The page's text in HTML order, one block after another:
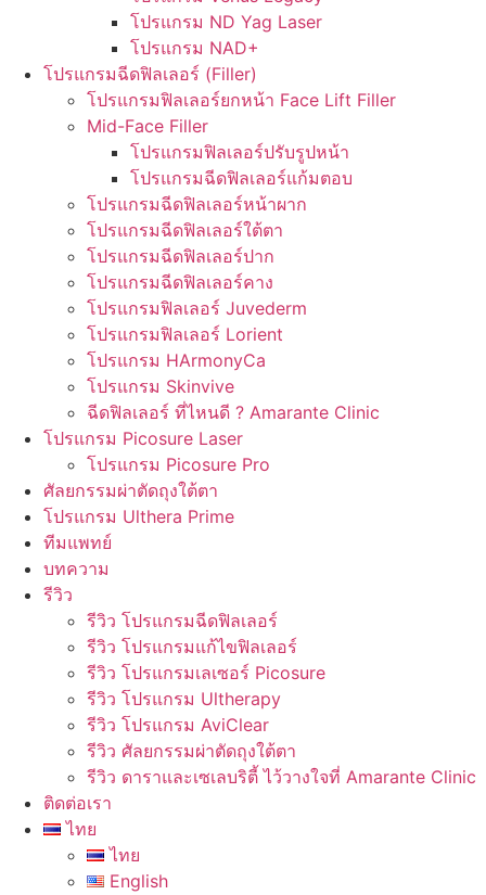
โปรแกรม ND Yag Laser
โปรแกรม NAD+
โปรแกรมฉีดฟิลเลอร์ (Filler)
โปรแกรมฟิลเลอร์ยกหน้า Face Lift Filler
Mid-Face Filler
โปรแกรมฟิลเลอร์ปรับรูปหน้า
โปรแกรมฉีดฟิลเลอร์แก้มตอบ
โปรแกรมฉีดฟิลเลอร์หน้าผาก
โปรแกรมฉีดฟิลเลอร์ใต้ตา
โปรแกรมฉีดฟิลเลอร์ปาก
โปรแกรมฉีดฟิลเลอร์คาง
โปรแกรมฟิลเลอร์ Juvederm
โปรแกรมฟิลเลอร์ Lorient
โปรแกรม HArmonyCa
โปรแกรม Skinvive
ฉีดฟิลเลอร์ ที่ไหนดี ? Amarante Clinic
โปรแกรม Picosure Laser
โปรแกรม Picosure Pro
ศัลยกรรมผ่าตัดถุงใต้ตา
โปรแกรม Ulthera Prime
ทีมแพทย์
บทความ
รีวิว
รีวิว โปรแกรมฉีดฟิลเลอร์
รีวิว โปรแกรมแก้ไขฟิลเลอร์
รีวิว โปรแกรมเลเซอร์ Picosure
รีวิว โปรแกรม Ultherapy
รีวิว โปรแกรม AviClear
รีวิว ศัลยกรรมผ่าตัดถุงใต้ตา
รีวิว ดาราและเซเลบริตี้ ไว้วางใจที่ Amarante Clinic
ติดต่อเรา
ไทย
ไทย
English